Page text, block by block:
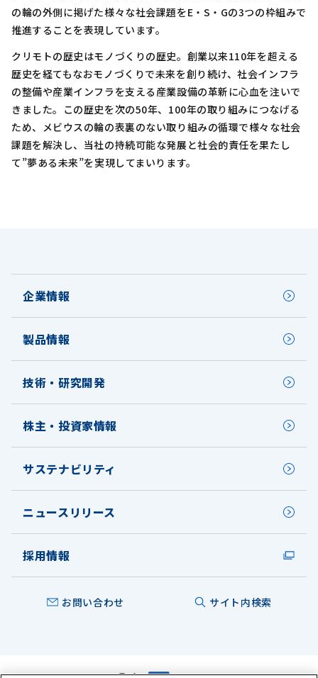
の輪の外側に掲げた様々な社会課題をE・S・Gの3つの枠組みで
推進することを表現しています。
クリモトの歴史はモノづくりの歴史。創業以来110年を超える
歴史を経てもなおモノづくりで未来を創り続け、社会インフラ
の整備や産業インフラを支える産業設備の革新に心血を注いで
きました。この歴史を次の50年、100年の取り組みにつなげる
ため、メビウスの輪の表裏のない取り組みの循環で様々な社会
課題を解決し、当社の持続可能な発展と社会的責任を果たし
て”夢ある未来”を実現してまいります。
企業情報
製品情報
技術・研究開発
株主・投資家情報
サステナビリティ
ニュースリリース
採用情報
お問い合わせ サイト内検索